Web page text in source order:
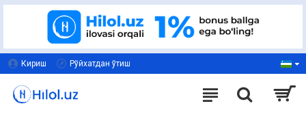
Кириш Рўйхатдан ўтиш